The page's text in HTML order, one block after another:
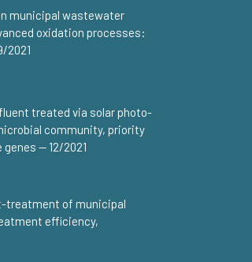
municipal wastewater
oxidation processes:
2021
treated via solar photo-
community, priority
— 12/2021
treatment of municipal
efficiency,